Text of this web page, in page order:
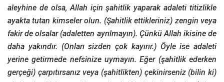
aleyhine de olsa, Allah için şahitlik yaparak adaleti titizlikle
ayakta tutan kimseler olun. (Şahitlik ettikleriniz) zengin veya
fakir de olsalar (adaletten ayrılmayın). Çünkü Allah ikisine de
daha yakındır. (Onları sizden çok kayırır.) Öyle ise adaleti
yerine getirmede nefsinize uymayın. Eğer (şahitlik ederken
gerçeği) çarpıtırsanız veya (şahitlikten) çekinirseniz (bilin ki)